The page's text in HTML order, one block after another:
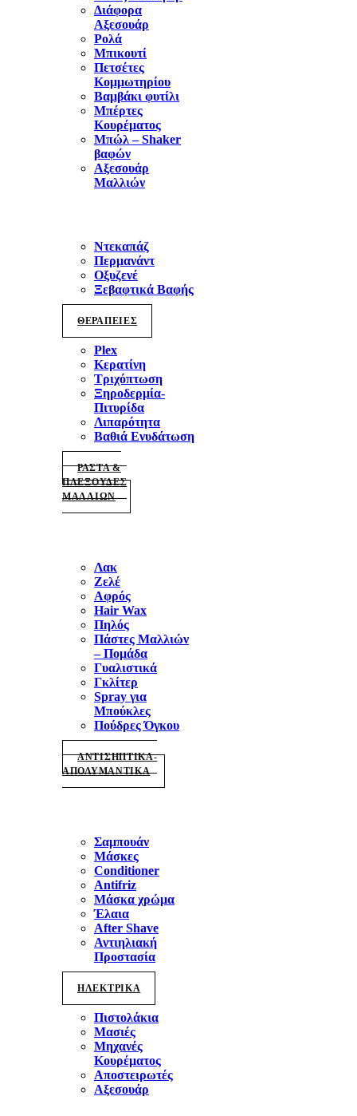
Διάφορα
Αξεσουάρ
Ρολά
Μπικουτί
Πετσέτες
Κομμωτηρίου
Βαμβάκι φυτίλι
Μπέρτες
Κουρέματος
Μπώλ – Shaker
βαφών
Αξεσουάρ
Μαλλιών
Ντεκαπάζ
Περμανάντ
Οξυζενέ
Ξεβαφτικά Βαφής
ΘΕΡΑΠΕΙΕΣ
Plex
Κερατίνη
Τριχόπτωση
Ξηροδερμία-
Πιτυρίδα
Λιπαρότητα
Βαθιά Ενυδάτωση
ΡΑΣΤΑ &
ΠΛΕΞΟΥΔΕΣ
ΜΑΛΛΙΩΝ
Λακ
Ζελέ
Αφρός
Hair Wax
Πηλός
Πάστες Μαλλιών
– Πομάδα
Γυαλιστικά
Γκλίτερ
Spray για
Μπούκλες
Πούδρες Όγκου
ΑΝΤΙΣΗΠΤΙΚΑ-
ΑΠΟΛΥΜΑΝΤΙΚΑ
Σαμπουάν
Μάσκες
Conditioner
Antifriz
Μάσκα χρώμα
Έλαια
After Shave
Αντιηλιακή
Προστασία
ΗΛΕΚΤΡΙΚΑ
Πιστολάκια
Μασιές
Μηχανές
Κουρέματος
Αποστειρωτές
Αξεσουάρ